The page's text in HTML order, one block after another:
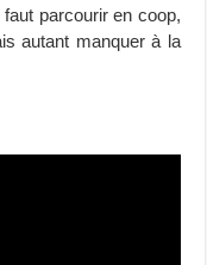
parcourir en coop,
autant manquer à la